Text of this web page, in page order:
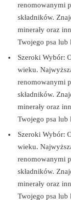
renomowanymi
składników.
minerały oraz
Twojego psa lub
Szeroki Wybór:
wieku.
renomowanymi
składników.
minerały oraz
Twojego psa lub
Szeroki Wybór:
wieku.
renomowanymi
składników.
minerały oraz
Twojego psa lub